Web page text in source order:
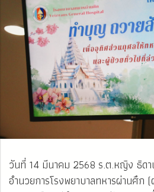
วันที่ 14 มีนาคม 2568 ร.ต.หญิง ธิด
อำนวยการโรงพยาบาลทหารผ่านศึก